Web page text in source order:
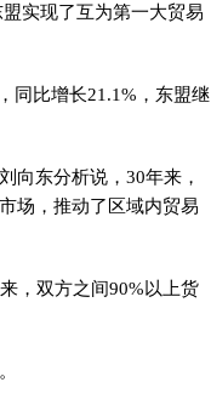
实现了互为第一大贸易
同比增长21.1%，东盟继
向东分析说，30年来，
场，推动了区域内贸易
，双方之间90%以上货